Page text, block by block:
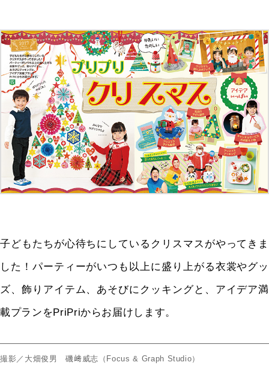
子どもたちが心待ちにしているクリスマスがやってきま
した！パーティーがいつも以上に盛り上がる衣裳やグッ
ズ、飾りアイテム、あそびにクッキングと、アイデア満
載プランをPriPriからお届けします。
撮影／大畑俊男 磯﨑威志（Focus & Graph Studio）